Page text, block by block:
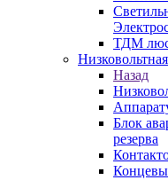
ТДМ
Назад
Блок
резерва